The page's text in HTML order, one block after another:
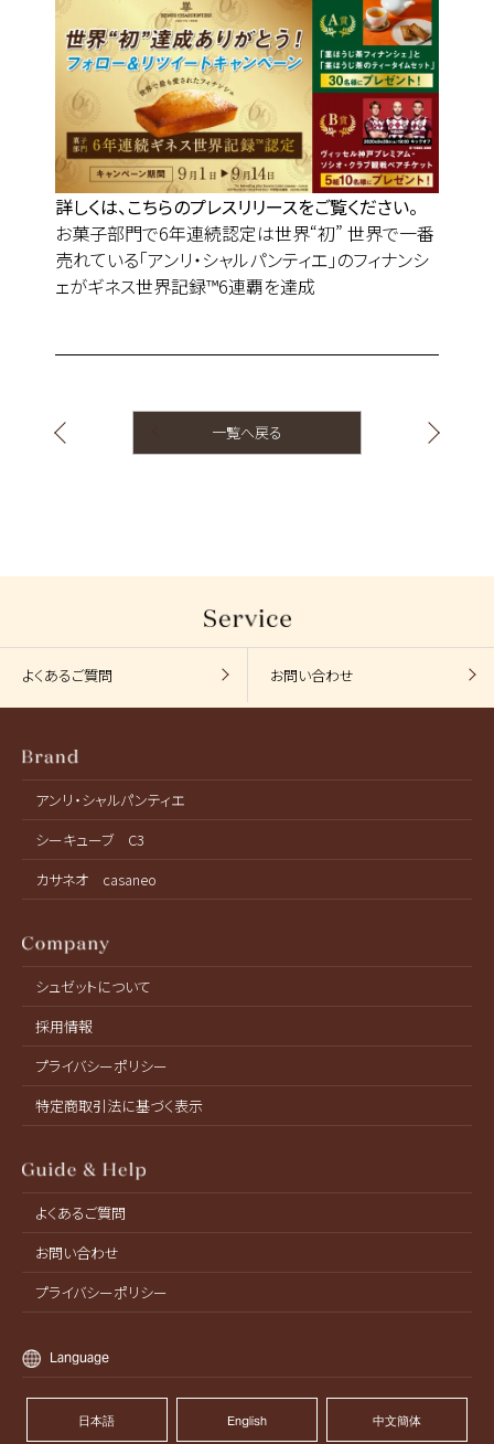
詳しくは、こちらのプレスリリースをご覧ください。
お菓子部門で6年連続認定は世界“初” 世界で一番
売れている「アンリ・シャルパンティエ」のフィナンシ
ェがギネス世界記録™6連覇を達成
一覧へ戻る
よくあるご質問 お問い合わせ
アンリ・シャルパンティエ
シーキューブ C3
カサネオ casaneo
シュゼットについて
採用情報
プライバシーポリシー
特定商取引法に基づく表示
よくあるご質問
お問い合わせ
プライバシーポリシー
Language
日本語 English 中文簡体